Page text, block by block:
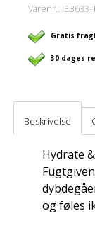
Varenr.: EB633-
Gratis
30 dages
Beskrivelse
Hydrate
og føles